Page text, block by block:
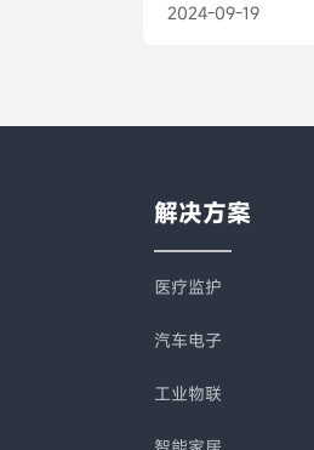
2024-09-19
解决方案
医疗监护
汽车电子
工业物联